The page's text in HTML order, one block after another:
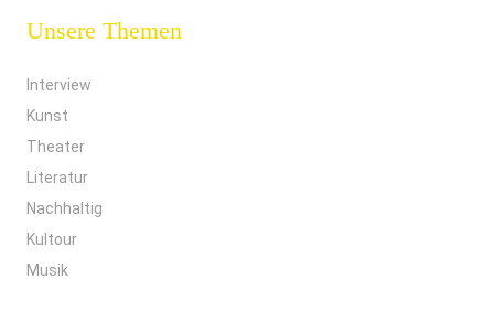
Unsere Themen
Interview
Kunst
Theater
Literatur
Nachhaltig
Kultour
Musik